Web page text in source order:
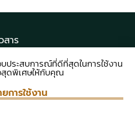
สาร
กับเรา
เรา
ประสบการณ์ที่ดีที่สุดในการใช้งาน
สุดพิเศษให้กับคุณ
การใช้งาน